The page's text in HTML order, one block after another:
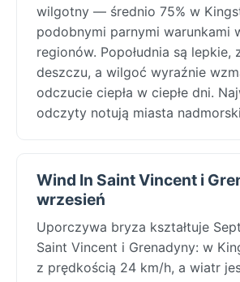
wilgotny — średnio 75% w
podobnymi parnymi warunkami
regionów. Popołudnia są lepkie,
deszczu, a wilgoć wyraźnie
odczucie ciepła w ciepłe dni.
odczyty notują miasta
Wind In Saint Vincent i
wrzesień
Uporczywa bryza kształtuje
Saint Vincent i Grenadyny: w
z prędkością 24 km/h, a wiatr